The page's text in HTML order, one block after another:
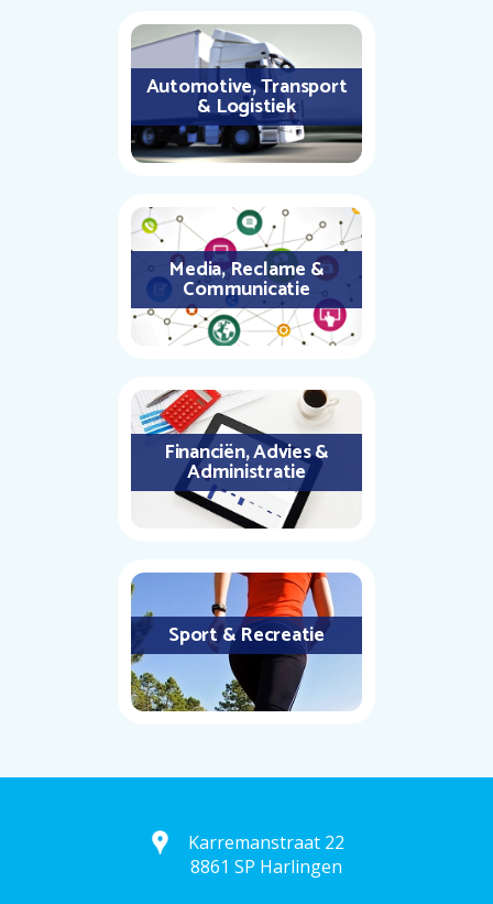
Automotive, Transport
& Logistiek
Media, Reclame &
Communicatie
Financiën, Advies &
Administratie
Sport & Recreatie
Karremanstraat 22
8861 SP Harlingen